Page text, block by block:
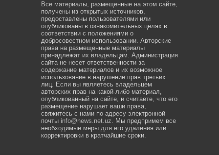
Все материалы, размещенные на этом сайте,
получены из открытых источников,
предоставлены пользователями или
опубликованы в ознакомительных целях в
соответствии с положениями о
добросовестном использовании. Авторские
права на размещенные материалы
принадлежат их владельцам. Администрация
сайта не несет ответственности за
содержание материалов и их возможное
использование в нарушение прав третьих
лиц. Если вы являетесь владельцем
авторских прав на какой-либо материал,
опубликованный на сайте, и считаете, что его
размещение нарушает ваши права,
свяжитесь с нами по адресу электронной
почты info@news.net.uz. Мы предпримем все
необходимые меры для его удаления или
корректировки в кратчайшие сроки.